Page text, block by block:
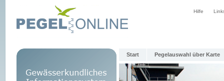
Hilfe
Start Pegelauswahl über Karte